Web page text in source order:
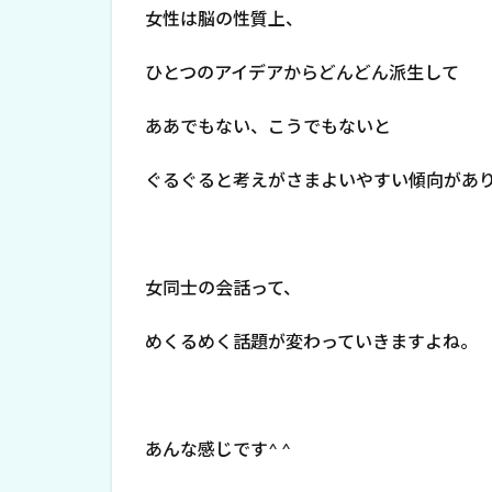
女性は脳の性質上、
ひとつのアイデアからどんどん派生して
ああでもない、こうでもないと
ぐるぐると考えがさまよいやすい傾向があ
女同士の会話って、
めくるめく話題が変わっていきますよね。
あんな感じです^ ^